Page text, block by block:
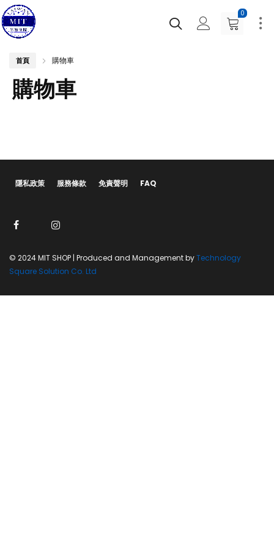
0
首頁 購物車
購物車
隱私政策 服務條款 免責聲明 FAQ
© 2024 MIT SHOP | Produced and Management byTechnology
Square Solution Co. Ltd